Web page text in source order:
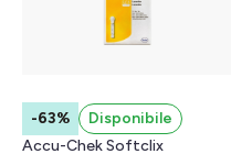
-63%
Disponibile
Accu-Chek Softclix